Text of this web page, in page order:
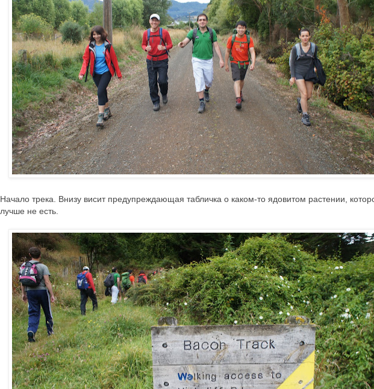
Начало трека. Внизу висит предупреждающая табличка о каком-то ядовитом растении,
лучше не есть.